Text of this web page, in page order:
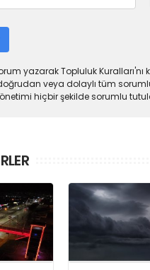
yazarak Topluluk
veya dolaylı tüm
hiçbir şekilde sorumlu